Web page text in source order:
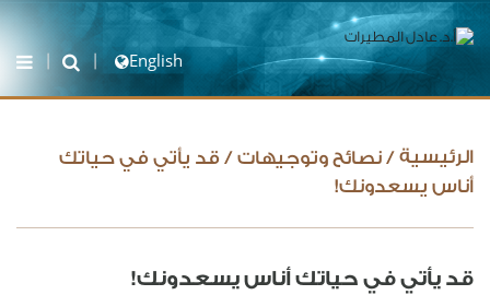
English
الرئيسية / نصائح وتوجيهات / قد يأتي في حياتك
أناس يسعدونك!
قد يأتي في حياتك أناس يسعدونك!